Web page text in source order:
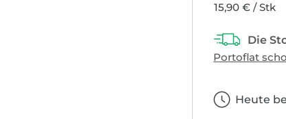
15,90 € / Stk
Heute